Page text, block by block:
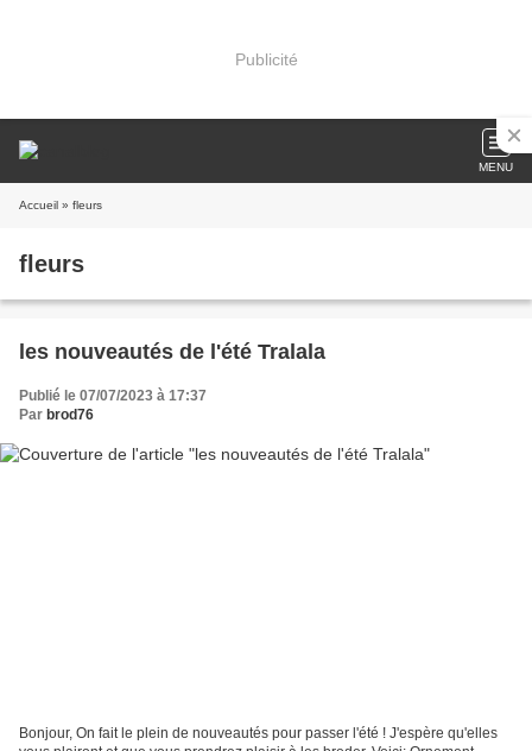
Publicité
MENU
Accueil » fleurs
fleurs
les nouveautés de l'été Tralala
Publié le 07/07/2023 à 17:37
Par brod76
Bonjour, On fait le plein de nouveautés pour passer l'été ! J'espère qu'elles